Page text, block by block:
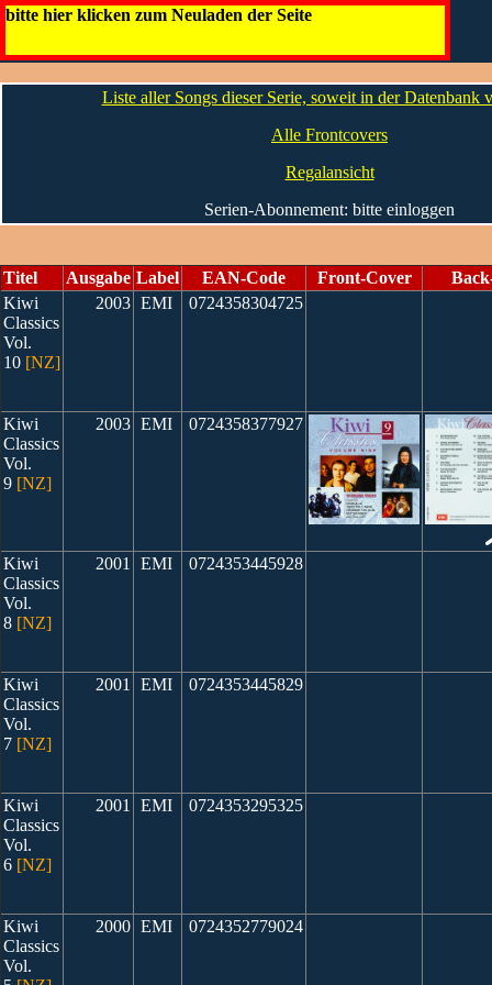
bitte hier klicken zum Neuladen der Seite
Kiwi Classics [NZ]
Liste aller Songs dieser Serie, soweit in der Datenbank
Alle Frontcovers
Regalansicht
Serien-Abonnement: bitte einloggen
Titel Ausgabe Label EAN-Code Front-Cover
Kiwi
Classics
Vol.
10 [NZ]
2003 EMI 0724358304725
Kiwi
Classics
Vol.
9 [NZ]
2003 EMI 0724358377927
Kiwi
Classics
Vol.
8 [NZ]
2001 EMI 0724353445928
Kiwi
Classics
Vol.
7 [NZ]
2001 EMI 0724353445829
Kiwi
Classics
Vol.
6 [NZ]
2001 EMI 0724353295325
Kiwi
Classics
Vol.
2000 EMI 0724352779024